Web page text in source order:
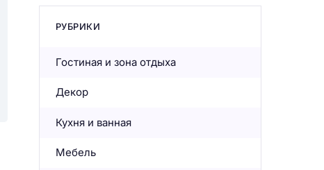
РУБРИКИ
Гостиная и зона отдыха
Декор
Кухня и ванная
Мебель